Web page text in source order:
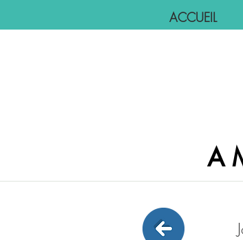
ACCUEIL